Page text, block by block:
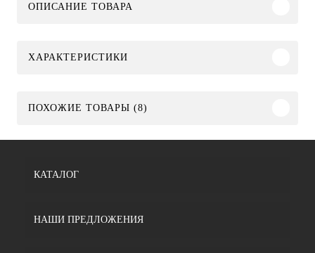
ОПИСАНИЕ ТОВАРА
ХАРАКТЕРИСТИКИ
ПОХОЖИЕ ТОВАРЫ (8)
КАТАЛОГ
НАШИ ПРЕДЛОЖЕНИЯ